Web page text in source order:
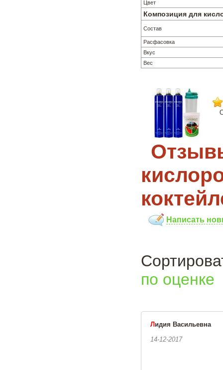
Цвет
Композиция для
Состав
Расфасовка
Вкус
Вес
Написать
по оценке
Л идия Васильевна
14-12-2017